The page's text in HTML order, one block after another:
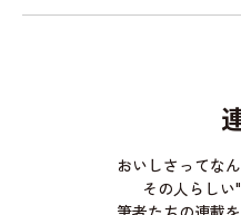
おいしさってな
その人らし